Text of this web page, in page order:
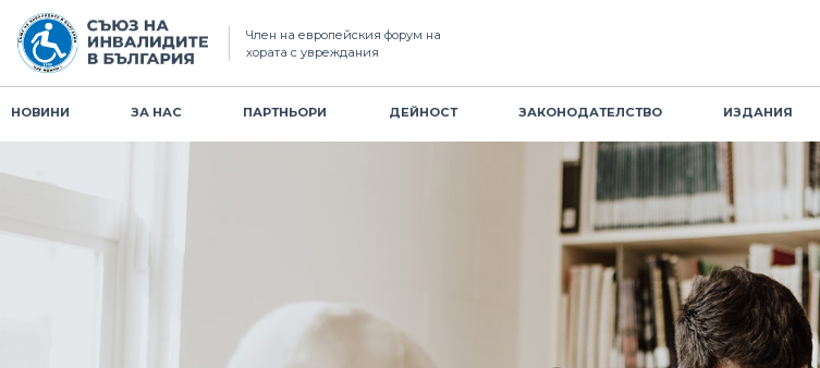
Член на европейския форум на
хората с увреждания
НОВИНИ ЗА НАС ПАРТНЬОРИ ДЕЙНОСТ ЗАКОНОДАТЕЛСТВО ИЗДАНИЯ